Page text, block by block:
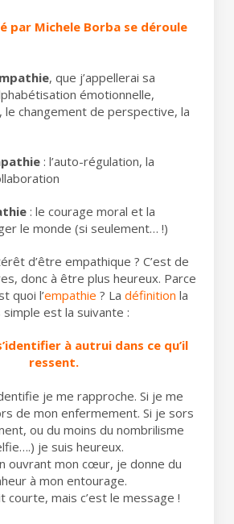
par Michele Borba se déroule
, que j’appellerai sa
émotionnelle,
le changement de perspective, la
: l’auto-régulation, la
: le courage moral et la
le monde (si seulement… !)
d’être empathique ? C’est de
donc à être plus heureux. Parce
quoi l’empathie ? La définition la
simple est la suivante :
à autrui dans ce qu’il
ressent.
je me rapproche. Si je me
de mon enfermement. Si je sors
ou du moins du nombrilisme
je suis heureux.
ouvrant mon cœur, je donne du
à mon entourage.
courte, mais c’est le message !